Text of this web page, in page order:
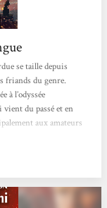
se taille depuis
friands du genre.
à l’odyssée
du passé et en
aux amateurs
de stratégie